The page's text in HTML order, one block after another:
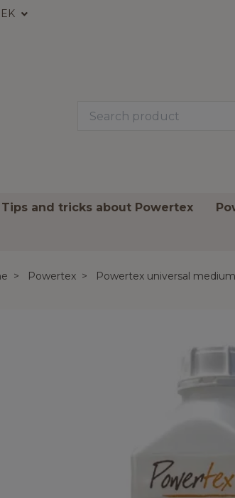
Tips and tricks about Powertex
Powertex Powertex universal medium